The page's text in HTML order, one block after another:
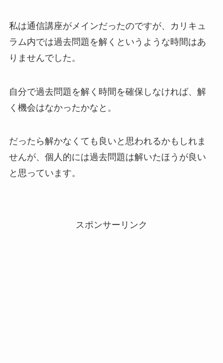
私は通信講座がメインだったのですが、カリキュ
ラム内では過去問題を解くというような時間はあ
りませんでした。
自分で過去問題を解く時間を確保しなければ、解
く機会はなかったかなと。
だったら解かなくても良いと思われるかもしれま
せんが、個人的には過去問題は解いたほうが良い
と思っています。
スポンサーリンク